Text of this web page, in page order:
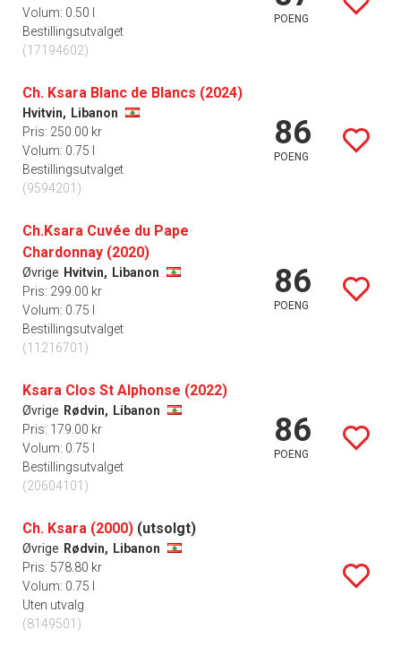
Volum: 0.50 l
Bestillingsutvalget
(17194602)
POENG
Ch. Ksara Blanc de Blancs (2024)
Hvitvin, Libanon
Pris: 250.00 kr
Volum: 0.75 l
Bestillingsutvalget
(9594201)
86
POENG
Ch.Ksara Cuvée du Pape
Chardonnay (2020)
Øvrige Hvitvin, Libanon
Pris: 299.00 kr
Volum: 0.75 l
Bestillingsutvalget
(11216701)
86
POENG
Ksara Clos St Alphonse (2022)
Øvrige Rødvin, Libanon
Pris: 179.00 kr
Volum: 0.75 l
Bestillingsutvalget
(20604101)
86
POENG
Ch. Ksara (2000) (utsolgt)
Øvrige Rødvin, Libanon
Pris: 578.80 kr
Volum: 0.75 l
Uten utvalg
(8149501)